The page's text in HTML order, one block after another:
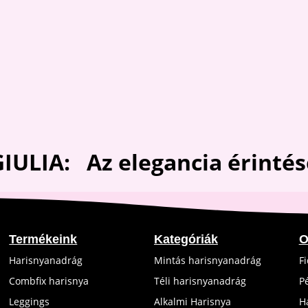
Az elegancia
Termékeink
Harisnyanadrág
Combfix harisnya
Leggings
Kategóriák
Mintás harisnyanadrág
Téli harisnyanadrág
Alkalmi Harisnya